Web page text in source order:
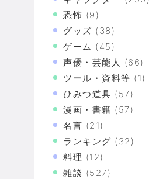
恐怖 (9)
グッズ (38)
ゲーム (45)
声優・芸能人 (66)
ツール・資料等 (1)
ひみつ道具 (57)
漫画・書籍 (57)
名言 (21)
ランキング (32)
料理 (12)
雑談 (527)